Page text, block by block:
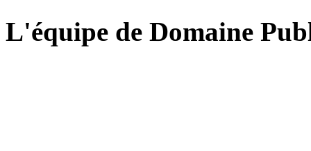
L'équipe de Domaine